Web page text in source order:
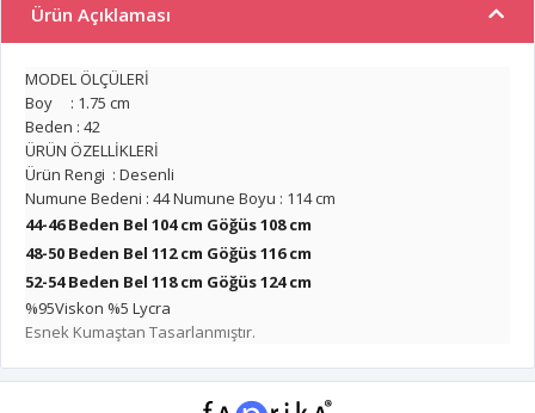
Ürün Açıklaması
MODEL ÖLÇÜLERİ
Boy : 1.75 cm
Beden : 42
ÜRÜN ÖZELLİKLERİ
Ürün Rengi : Desenli
Numune Bedeni : 44 Numune Boyu : 114 cm
44-46 Beden Bel 104 cm Göğüs 108 cm
48-50 Beden Bel 112 cm Göğüs 116 cm
52-54 Beden Bel 118 cm Göğüs 124 cm
%95Viskon %5 Lycra
Esnek Kumaştan Tasarlanmıştır.